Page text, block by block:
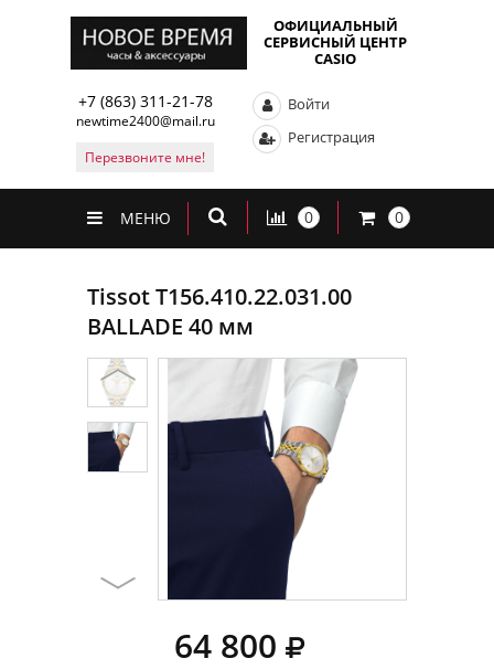
ОФИЦИАЛЬНЫЙ
СЕРВИСНЫЙ ЦЕНТР
CASIO
+7 (863) 311-21-78
newtime2400@mail.ru
Перезвоните мне!
Войти
Регистрация
МЕНЮ 0 0
Tissot T156.410.22.031.00
BALLADE 40 мм
64 800